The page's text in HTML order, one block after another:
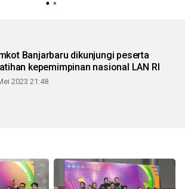
Banjarbaru dikunjungi peserta
kepemimpinan nasional LAN RI
2023 21:48